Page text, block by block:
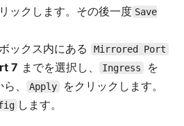
ックします。その後一度 Save
ボックス内にある Mirrored Port
7 までを選択し、 Ingress を
、 Apply
をクリックします。
します。